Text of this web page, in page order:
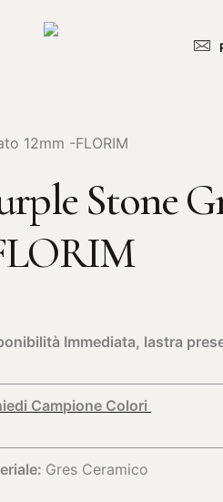
12mm -FLORIM
Stone
Immediata, lastra
Campione Colori
Gres Ceramico